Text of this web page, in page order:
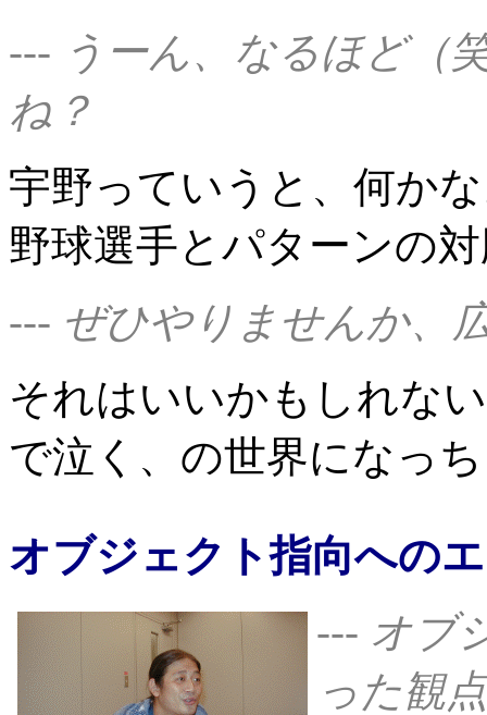
--- うーん、なるほど（
ね？
宇野っていうと、何か
野球選手とパターンの
--- ぜひやりませんか、
それはいいかもしれな
で泣く、の世界になっ
オブジェクト指向への
--- オブ
った観